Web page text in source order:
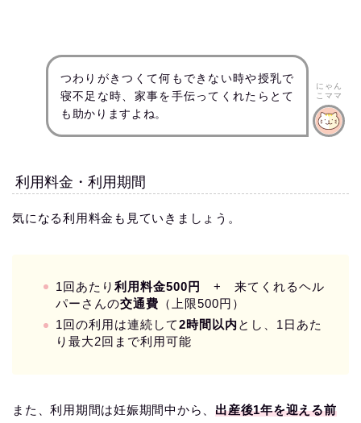
つわりがきつくて何もできない時や授乳で
寝不足な時、家事を手伝ってくれたらとて
も助かりますよね。
にゃん
こママ
利用料金・利用期間
気になる利用料金も見ていきましょう。
1回あたり 利用料金500円
+ 来てくれるヘル
パーさんの交通費 （上限500円）
1回の利用は連続して2時間以内とし、1日あた
り最大2回まで利用可能
また、利用期間は妊娠期間中から、出産後1年を迎える前